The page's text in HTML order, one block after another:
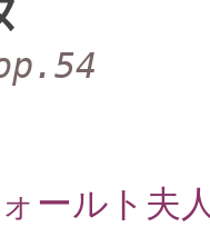
ールト夫